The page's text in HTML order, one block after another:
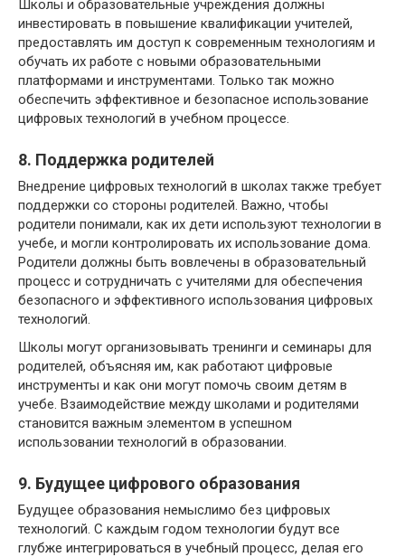
Школы и образовательные учреждения должны
инвестировать в повышение квалификации учителей,
предоставлять им доступ к современным технологиям и
обучать их работе с новыми образовательными
платформами и инструментами. Только так можно
обеспечить эффективное и безопасное использование
цифровых технологий в учебном процессе.
8. Поддержка родителей
Внедрение цифровых технологий в школах также требует
поддержки со стороны родителей. Важно, чтобы
родители понимали, как их дети используют технологии в
учебе, и могли контролировать их использование дома.
Родители должны быть вовлечены в образовательный
процесс и сотрудничать с учителями для обеспечения
безопасного и эффективного использования цифровых
технологий.
Школы могут организовывать тренинги и семинары для
родителей, объясняя им, как работают цифровые
инструменты и как они могут помочь своим детям в
учебе. Взаимодействие между школами и родителями
становится важным элементом в успешном
использовании технологий в образовании.
9. Будущее цифрового образования
Будущее образования немыслимо без цифровых
технологий. С каждым годом технологии будут все
глубже интегрироваться в учебный процесс, делая его